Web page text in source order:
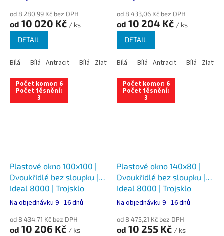
od 8 280,99 Kč bez DPH
od 10 020 Kč / ks
DETAIL
Bílá Bílá - Antracit Bílá - Zlatý dub Bílá - Tmavý dub Bílá -
od 8 433,06 Kč bez DPH
od 10 204 Kč / ks
DETAIL
Bílá Bílá - Antracit Bílá - Zlatý
Počet komor: 6
Počet těsnění:
3
Plastové okno 100x100 |
Dvoukřídlé bez sloupku |
Ideal 8000 | Trojsklo
Na objednávku 9 - 16 dnů
od 8 434,71 Kč bez DPH
od 10 206 Kč / ks
Počet komor: 6
Počet těsnění:
3
Plastové okno 140x80 |
Dvoukřídlé bez sloupku |
Ideal 8000 | Trojsklo
Na objednávku 9 - 16 dnů
od 8 475,21 Kč bez DPH
od 10 255 Kč / ks